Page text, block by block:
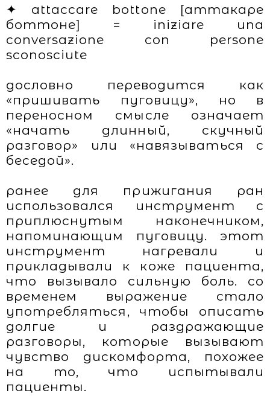
✦ attaccare bottone [аттакаре
боттоне] = iniziare una
conversazione con persone
sconosciute
дословно переводится как
«пришивать пуговицу», но в
переносном смысле означает
«начать длинный, скучный
разговор» или «навязываться с
беседой».
ранее для прижигания ран
использовался инструмент с
приплюснутым наконечником,
напоминающим пуговицу. этот
инструмент нагревали и
прикладывали к коже пациента,
что вызывало сильную боль. со
временем выражение стало
употребляться, чтобы описать
долгие и раздражающие
разговоры, которые вызывают
чувство дискомфорта, похожее
на то, что испытывали
пациенты.